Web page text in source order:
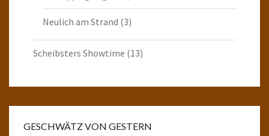
Neulich am Strand (3)
Scheibsters Showtime (13)
GESCHWÄTZ VON GESTERN